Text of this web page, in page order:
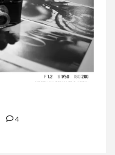
4